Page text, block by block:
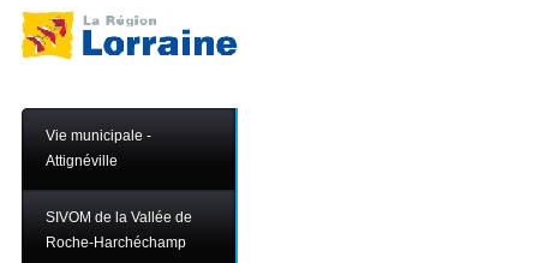
Vie municipale -
Attignéville
SIVOM de la Vallée de
Roche-Harchéchamp